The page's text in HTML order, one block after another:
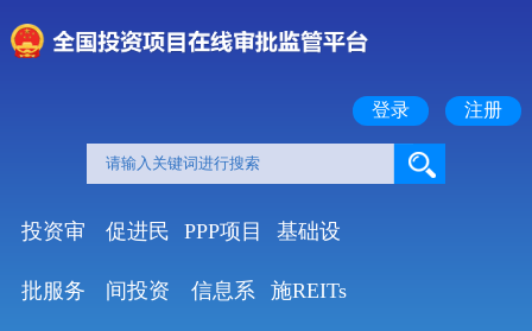
登录 注册
投资审
批服务
促进民
间投资
PPP项目
信息系
基础设
施REITs